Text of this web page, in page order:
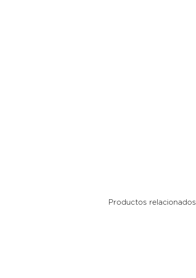
Productos relacionados